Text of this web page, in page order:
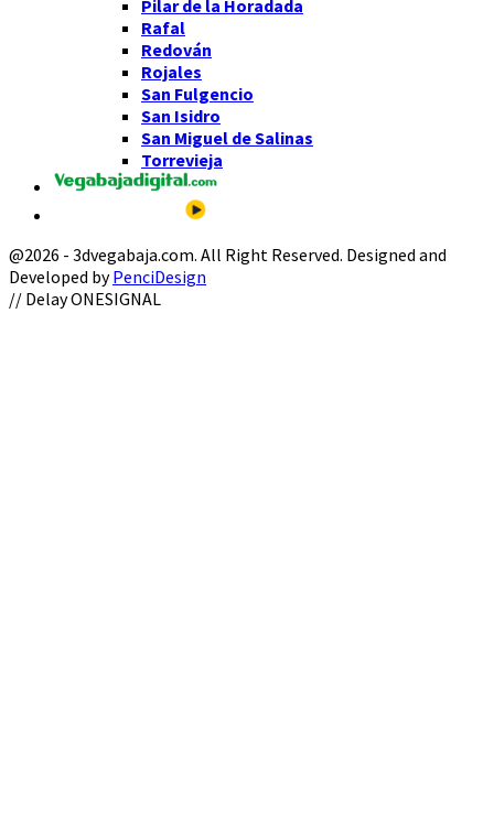
Pilar de la Horadada
Rafal
Redován
Rojales
San Fulgencio
San Isidro
San Miguel de Salinas
Torrevieja
@2026 - 3dvegabaja.com. All Right Reserved. Designed and
Developed byPenciDesign
Facebook
Twitter
Instagram
Youtube
Email
// Delay ONESIGNAL